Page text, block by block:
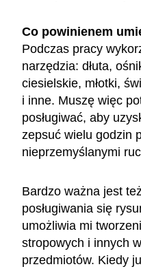
Co powinienem
Podczas pracy
narzędzia: dłuta,
ciesielskie, młotki,
i inne. Muszę więc
posługiwać, aby
zepsuć wielu godzin
nieprzemyślanymi
Bardzo ważna jest
posługiwania się
umożliwia mi
stropowych i innych
przedmiotów. Kiedy